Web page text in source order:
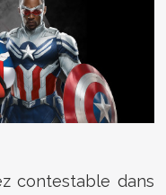
contestable dans